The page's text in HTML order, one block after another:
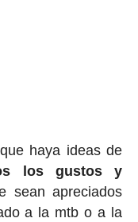
haya ideas de
los gustos y
sean apreciados
a la mtb o a la